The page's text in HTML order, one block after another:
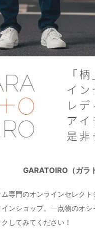
GARATOIRO（ガラ
ム専門のオンラインセレク
ンショップ。一点物のオ
してみてください！